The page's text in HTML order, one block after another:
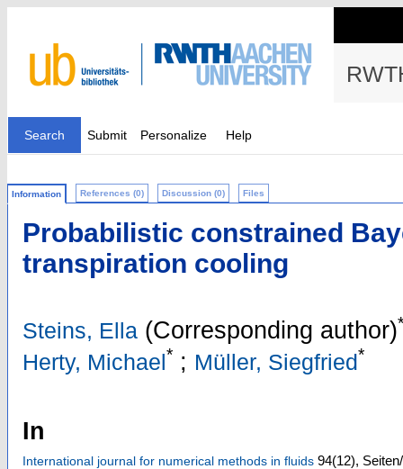
Search Submit Personalize Help
Information References (0) Discussion (0) Files
Probabilistic constrained
transpiration cooling
Steins, Ella (Corresponding author)*
Herty, Michael* ; Müller, Siegfried*
In
International journal for numerical methods in fluids 94(12),